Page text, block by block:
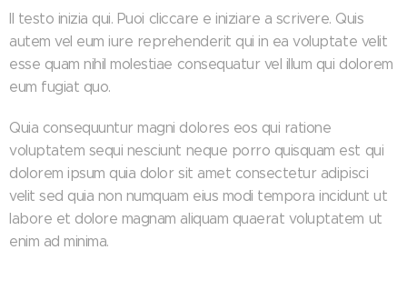
Il testo inizia qui. Puoi cliccare e iniziare a scrivere. Quis
autem vel eum iure reprehenderit qui in ea voluptate velit
esse quam nihil molestiae consequatur vel illum qui dolorem
eum fugiat quo.
Quia consequuntur magni dolores eos qui ratione
voluptatem sequi nesciunt neque porro quisquam est qui
dolorem ipsum quia dolor sit amet consectetur adipisci
velit sed quia non numquam eius modi tempora incidunt ut
labore et dolore magnam aliquam quaerat voluptatem ut
enim ad minima.